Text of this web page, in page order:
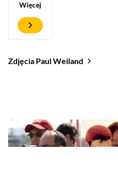
Więcej
Zdjęcia Paul Weiland